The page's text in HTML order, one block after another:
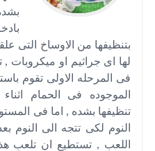
بتنظيفها من الاوساخ التى
لها اى جراثيم او ميكروبات
فى المرحله الاولى تقوم
الموجوده فى الحمام
تنظيفها بشده , اما فى
النوم لكى تتجه الى
اللعب , تستطيع ان تلعب